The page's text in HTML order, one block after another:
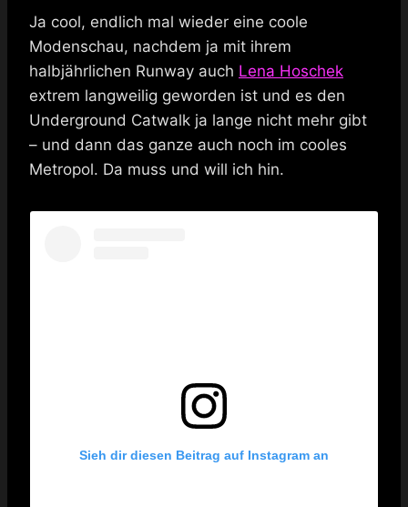
Ja cool, endlich mal wieder eine coole
Modenschau, nachdem ja mit ihrem
halbjährlichen Runway auch Lena Hoschek
extrem langweilig geworden ist und es den
Underground Catwalk ja lange nicht mehr gibt
– und dann das ganze auch noch im cooles
Metropol. Da muss und will ich hin.
Sieh dir diesen Beitrag auf Instagram an